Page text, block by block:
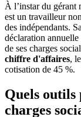
À l’instar du gérant
est un travailleur
des indépendants.
déclaration
de ses charges
chiffre d'affaires,
cotisation de 45 %.
Quels
charges